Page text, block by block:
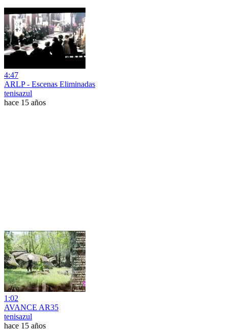
4:47
ARLP - Escenas Eliminadas
tenisazul
hace 15 años
1:02
AVANCE AR35
tenisazul
hace 15 años